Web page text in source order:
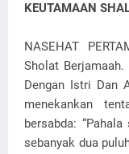
KEUTAMAAN
NASEHAT
Sholat
Dengan Istri Dan
menekankan
bersabda:
sebanyak dua